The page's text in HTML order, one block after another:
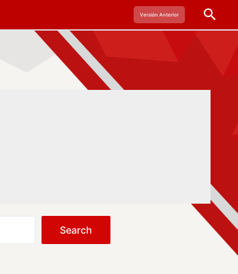
Versión Anterior
Search